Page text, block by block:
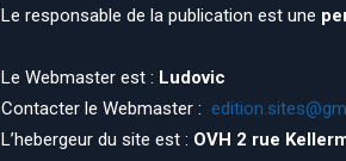
Le responsable de la publication est une
Le Webmaster est : Ludovic
Contacter le Webmaster :
L’hebergeur du site est : OVH 2 rue